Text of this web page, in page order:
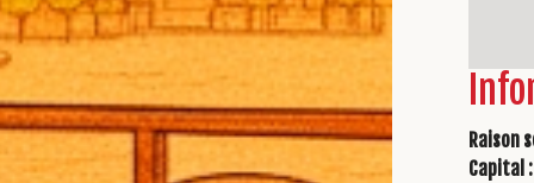
Raison
Capital :